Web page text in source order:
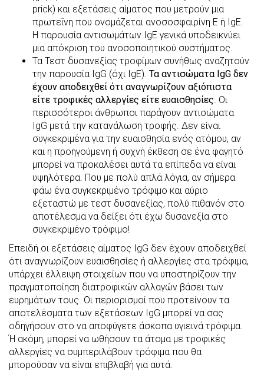
prick) και εξετάσεις αίματος που μετρούν μια
πρωτεΐνη που ονομάζεται ανοσοσφαιρίνη Ε ή IgE.
Η παρουσία αντισωμάτων IgE γενικά υποδεικνύει
μια απόκριση του ανοσοποιητικού συστήματος.
Τα Τεστ δυσανεξίας τροφίμων συνήθως αναζητούν
την παρουσία IgG (όχι IgE). Τα αντισώματα IgG δεν
έχουν αποδειχθεί ότι αναγνωρίζουν αξιόπιστα
είτε τροφικές αλλεργίες είτε ευαισθησίες . Οι
περισσότεροι άνθρωποι παράγουν αντισώματα
IgG μετά την κατανάλωση τροφής. Δεν είναι
συγκεκριμένα για την ευαισθησία ενός ατόμου, αν
και η προηγούμενη ή συχνή έκθεση σε ένα φαγητό
μπορεί να προκαλέσει αυτά τα επίπεδα να είναι
υψηλότερα. Που με πολύ απλά λόγια, αν σήμερα
φάω ένα συγκεκριμένο τρόφιμο και αύριο
εξεταστώ με τεστ δυσανεξίας, πολύ πιθανόν στο
αποτέλεσμα να δείξει ότι έχω δυσανεξία στο
συγκεκριμένο τρόφιμο!
Επειδή οι εξετάσεις αίματος IgG δεν έχουν αποδειχθεί
ότι αναγνωρίζουν ευαισθησίες ή αλλεργίες στα τρόφιμα,
υπάρχει έλλειψη στοιχείων που να υποστηρίζουν την
πραγματοποίηση διατροφικών αλλαγών βάσει των
ευρημάτων τους. Οι περιορισμοί που προτείνουν τα
αποτελέσματα των εξετάσεων IgG μπορεί να σας
οδηγήσουν στο να αποφύγετε άσκοπα υγιεινά τρόφιμα.
Ή ακόμη, μπορεί να ωθήσουν τα άτομα με τροφικές
αλλεργίες να συμπεριλάβουν τρόφιμα που θα
μπορούσαν να είναι επιβλαβή για αυτά.